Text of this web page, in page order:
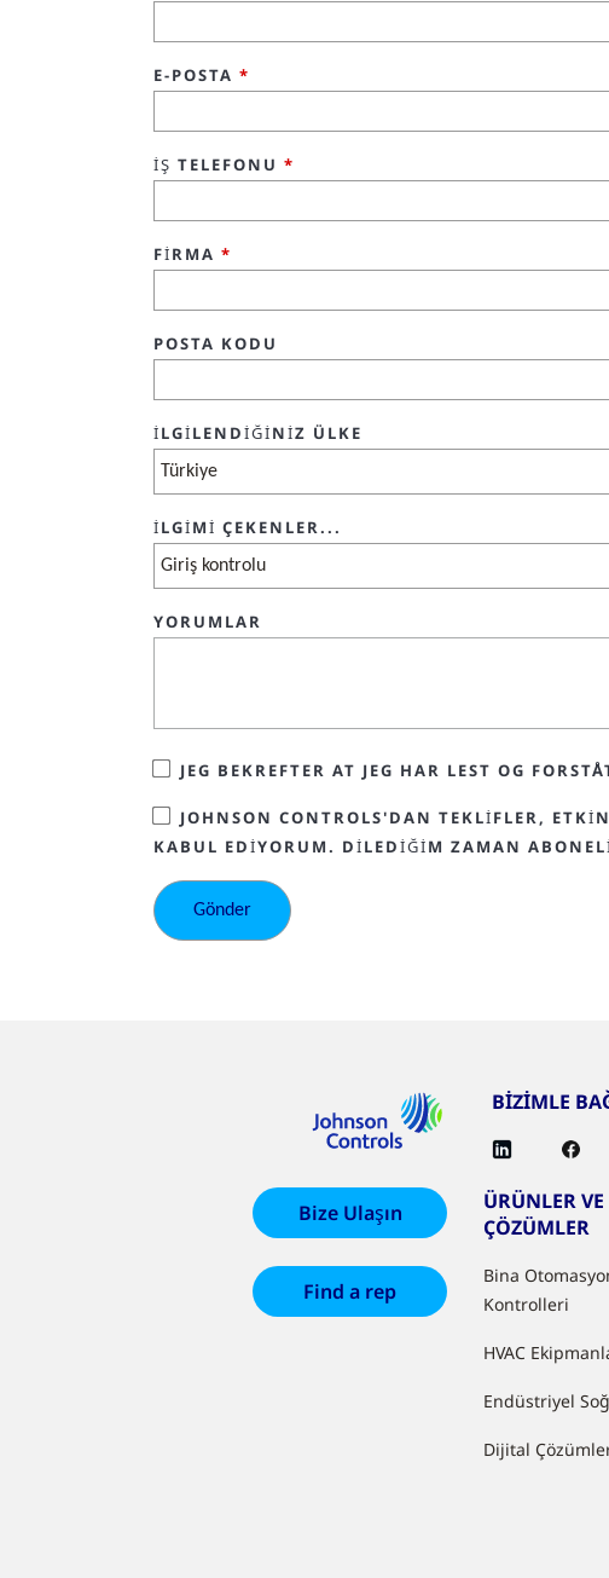
E-POSTA *
İŞ TELEFONU *
FİRMA *
POSTA KODU
İLGILENDIĞINIZ ÜLKE
İLGIMI ÇEKENLER...
YORUMLAR
JEG BEKREFTER AT JEG HAR LEST OG
JOHNSON CONTROLS'DAN TEKLIFLER,
KABUL EDIYORUM. DILEDIĞIM ZAMAN
BİZİMLE
Bize Ulaşın
Find a rep
ÜRÜNLER VE
ÇÖZÜMLER
Bina
Kontrolleri
HVAC
Endüstriyel
Dijital